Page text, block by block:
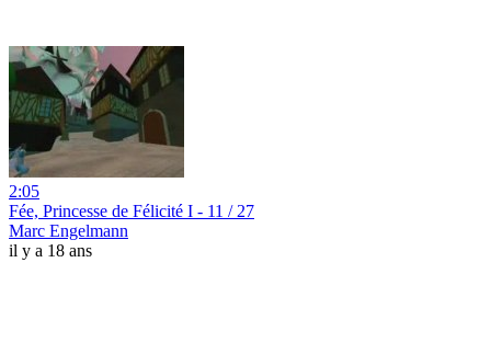
2:05
Fée, Princesse de Félicité I - 11 / 27
Marc Engelmann
il y a 18 ans